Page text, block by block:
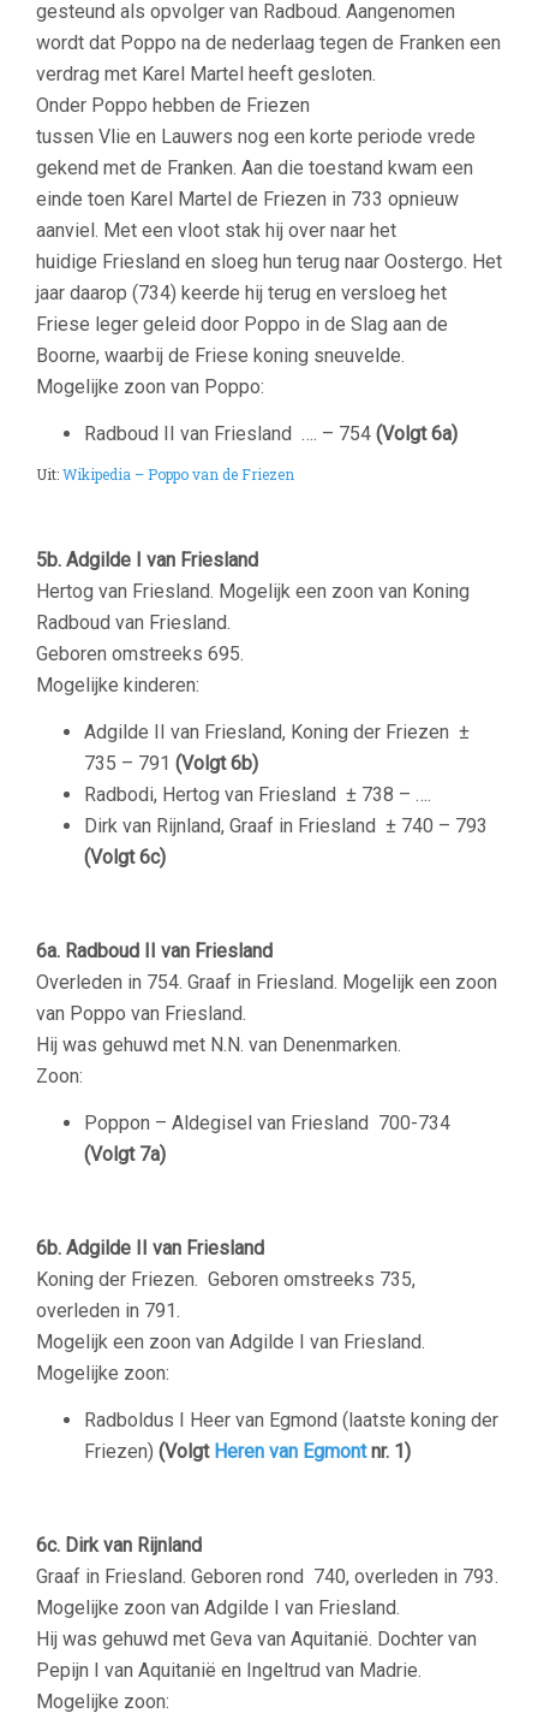
gesteund als opvolger van Radboud. Aangenomen
wordt dat Poppo na de nederlaag tegen de Franken een
verdrag met Karel Martel heeft gesloten.
Onder Poppo hebben de Friezen
tussen Vlie en Lauwers nog een korte periode vrede
gekend met de Franken. Aan die toestand kwam een
einde toen Karel Martel de Friezen in 733 opnieuw
aanviel. Met een vloot stak hij over naar het
huidige Friesland en sloeg hun terug naar Oostergo. Het
jaar daarop (734) keerde hij terug en versloeg het
Friese leger geleid door Poppo in de Slag aan de
Boorne, waarbij de Friese koning sneuvelde.
Mogelijke zoon van Poppo:
Radboud II van Friesland …. – 754 (Volgt 6a)
Uit:Wikipedia – Poppo van de Friezen
5b. Adgilde I van Friesland
Hertog van Friesland. Mogelijk een zoon van Koning
Radboud van Friesland.
Geboren omstreeks 695.
Mogelijke kinderen:
Adgilde II van Friesland, Koning der Friezen ±
735 – 791 (Volgt 6b)
Radbodi, Hertog van Friesland ± 738 – ….
Dirk van Rijnland, Graaf in Friesland ± 740 – 793
(Volgt 6c)
6a. Radboud II van Friesland
Overleden in 754. Graaf in Friesland. Mogelijk een zoon
van Poppo van Friesland.
Hij was gehuwd met N.N. van Denenmarken.
Zoon:
Poppon – Aldegisel van Friesland 700-734
(Volgt 7a)
6b. Adgilde II van Friesland
Koning der Friezen. Geboren omstreeks 735,
overleden in 791.
Mogelijk een zoon van Adgilde I van Friesland.
Mogelijke zoon:
Radboldus I Heer van Egmond (laatste koning der
Friezen) (Volgt Heren van Egmontnr. 1)
6c. Dirk van Rijnland
Graaf in Friesland. Geboren rond 740, overleden in 793.
Mogelijke zoon van Adgilde I van Friesland.
Hij was gehuwd met Geva van Aquitanië. Dochter van
Pepijn I van Aquitanië en Ingeltrud van Madrie.
Mogelijke zoon: